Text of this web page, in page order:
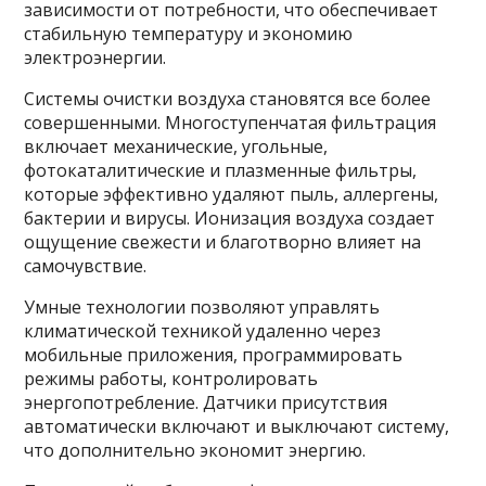
зависимости от потребности, что обеспечивает
стабильную температуру и экономию
электроэнергии.
Системы очистки воздуха становятся все более
совершенными. Многоступенчатая фильтрация
включает механические, угольные,
фотокаталитические и плазменные фильтры,
которые эффективно удаляют пыль, аллергены,
бактерии и вирусы. Ионизация воздуха создает
ощущение свежести и благотворно влияет на
самочувствие.
Умные технологии позволяют управлять
климатической техникой удаленно через
мобильные приложения, программировать
режимы работы, контролировать
энергопотребление. Датчики присутствия
автоматически включают и выключают систему,
что дополнительно экономит энергию.